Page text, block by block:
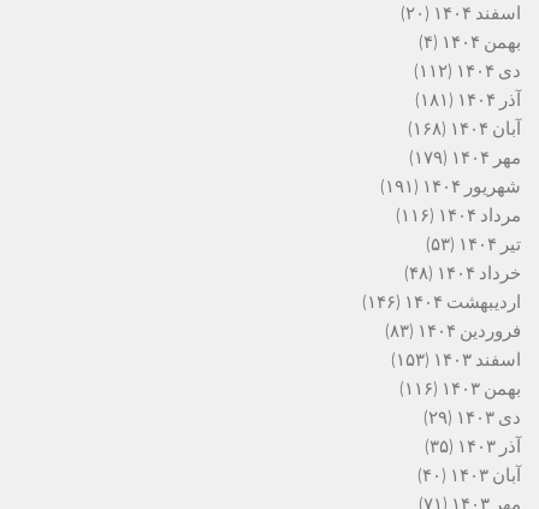
اسفند ۱۴۰۴
(۲۰)
بهمن ۱۴۰۴
(۴)
دی ۱۴۰۴
(۱۱۲)
آذر ۱۴۰۴
(۱۸۱)
آبان ۱۴۰۴
(۱۶۸)
مهر ۱۴۰۴
(۱۷۹)
شهریور ۱۴۰۴
(۱۹۱)
مرداد ۱۴۰۴
(۱۱۶)
تیر ۱۴۰۴
(۵۳)
خرداد ۱۴۰۴
(۴۸)
اردیبهشت ۱۴۰۴
(۱۴۶)
فروردین ۱۴۰۴
(۸۳)
اسفند ۱۴۰۳
(۱۵۳)
بهمن ۱۴۰۳
(۱۱۶)
دی ۱۴۰۳
(۲۹)
آذر ۱۴۰۳
(۳۵)
آبان ۱۴۰۳
(۴۰)
مهر ۱۴۰۳
(۷۱)